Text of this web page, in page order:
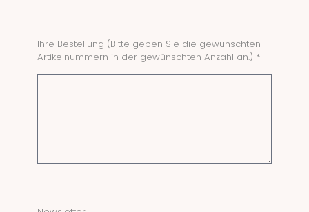
Ihre Bestellung (Bitte geben Sie die gewünschten
Artikelnummern in der gewünschten Anzahl an.) *